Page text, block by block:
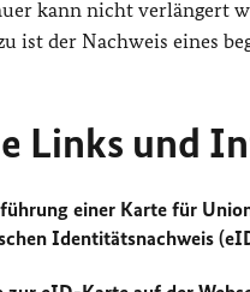
kann nicht verlängert
ist der Nachweis eines
Links und
einer Karte für
Identitätsnachweis